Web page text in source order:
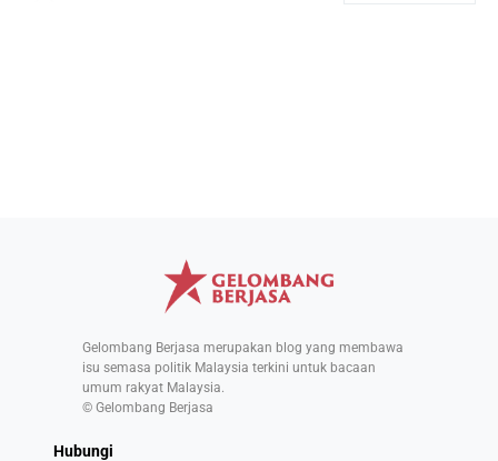
Gelombang Berjasa merupakan blog yang membawa
isu semasa politik Malaysia terkini untuk bacaan
umum rakyat Malaysia.
© Gelombang Berjasa
Hubungi